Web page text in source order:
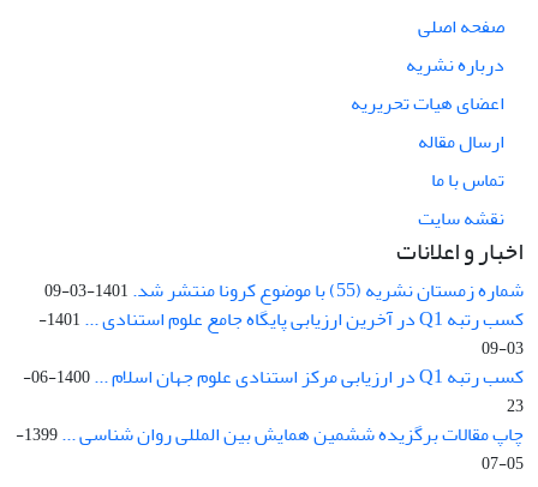
صفحه اصلی
درباره نشریه
اعضای هیات تحریریه
ارسال مقاله
تماس با ما
نقشه سایت
اخبار و اعلانات
شماره زمستان نشریه (55) با موضوع کرونا منتشر شد. 1401-03-09
کسب رتبه Q1 در آخرین ارزیابی پایگاه جامع علوم استنادی ...
1401-
03-09
کسب رتبه Q1 در ارزیابی مرکز استنادی علوم جهان اسلام ...
1400-06-
23
چاپ مقالات برگزیده ششمین همایش بین المللی روان شناسی ...
1399-
05-07